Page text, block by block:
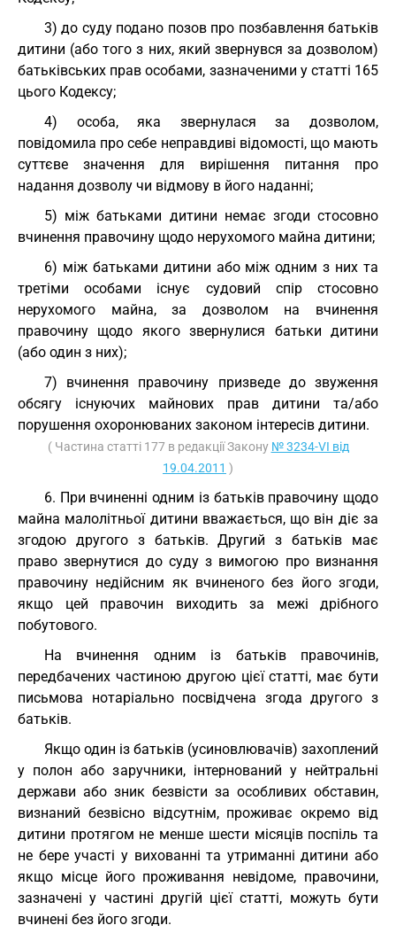
3) до суду подано позов про позбавлення батьків
дитини (або того з них, який звернувся за дозволом)
батьківських прав особами, зазначеними у статті 165
цього Кодексу;
4) особа, яка звернулася за дозволом,
повідомила про себе неправдиві відомості, що мають
суттєве значення для вирішення питання про
надання дозволу чи відмову в його наданні;
5) між батьками дитини немає згоди стосовно
вчинення правочину щодо нерухомого майна дитини;
6) між батьками дитини або між одним з них та
третіми особами існує судовий спір стосовно
нерухомого майна, за дозволом на вчинення
правочину щодо якого звернулися батьки дитини
(або один з них);
7) вчинення правочину призведе до звуження
обсягу існуючих майнових прав дитини та/або
порушення охоронюваних законом інтересів дитини.
( Частина статті 177 в редакції Закону № 3234-VI від
19.04.2011 )
6. При вчиненні одним із батьків правочину щодо
майна малолітньої дитини вважається, що він діє за
згодою другого з батьків. Другий з батьків має
право звернутися до суду з вимогою про визнання
правочину недійсним як вчиненого без його згоди,
якщо цей правочин виходить за межі дрібного
побутового.
На вчинення одним із батьків правочинів,
передбачених частиною другою цієї статті, має бути
письмова нотаріально посвідчена згода другого з
батьків.
Якщо один із батьків (усиновлювачів) захоплений
у полон або заручники, інтернований у нейтральні
держави або зник безвісти за особливих обставин,
визнаний безвісно відсутнім, проживає окремо від
дитини протягом не менше шести місяців поспіль та
не бере участі у вихованні та утриманні дитини або
якщо місце його проживання невідоме, правочини,
зазначені у частині другій цієї статті, можуть бути
вчинені без його згоди.